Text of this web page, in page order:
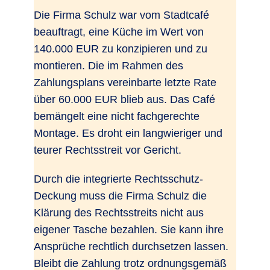
Die Firma Schulz war vom Stadtcafé
beauftragt, eine Küche im Wert von
140.000 EUR zu konzipieren und zu
montieren. Die im Rahmen des
Zahlungsplans vereinbarte letzte Rate
über 60.000 EUR blieb aus. Das Café
bemängelt eine nicht fachgerechte
Montage. Es droht ein langwieriger und
teurer Rechtsstreit vor Gericht.
Durch die integrierte Rechtsschutz-
Deckung muss die Firma Schulz die
Klärung des Rechtsstreits nicht aus
eigener Tasche bezahlen. Sie kann ihre
Ansprüche rechtlich durchsetzen lassen.
Bleibt die Zahlung trotz ordnungsgemäß